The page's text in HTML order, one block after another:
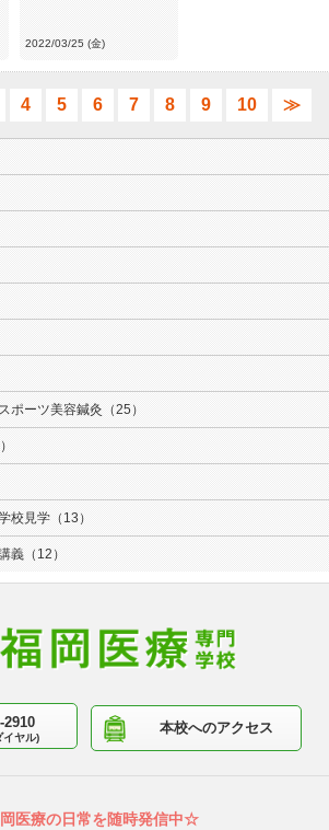
2022/03/25 (金)
4 5 6 7 8 9 10 ≫
ポーツ美容鍼灸（25）
校見学（13）
義（12）
2910
イヤル)
本校へのアクセス
医療の日常を随時発信中☆